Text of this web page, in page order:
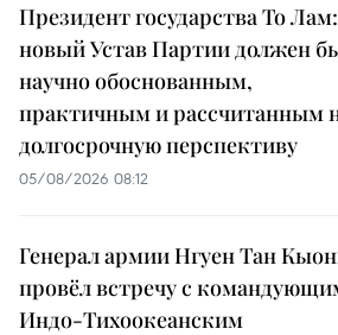
Президент государства То Лам:
новый Устав Партии должен
научно обоснованным,
практичным и рассчитанным
долгосрочную перспективу
05/08/2026 08:12
Генерал армии Нгуен Тан
провёл встречу с
Индо-Тихоокеанским